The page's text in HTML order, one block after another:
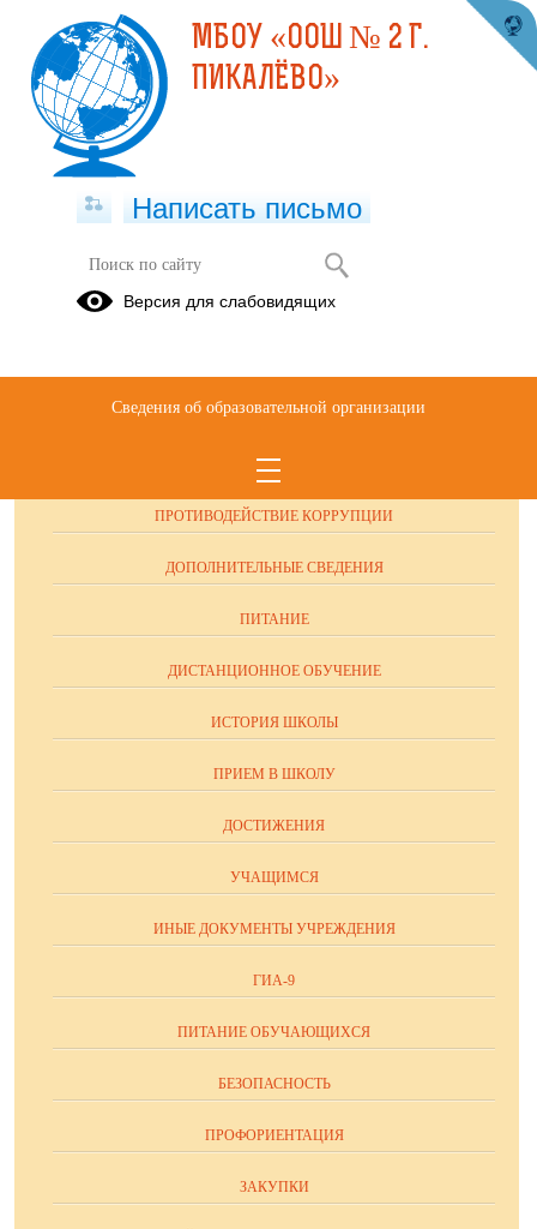
Публикации за 02.10.2025
ОБРАЩЕНИЯ ГРАЖДАН
ПРОТИВОДЕЙСТВИЕ КОРРУПЦИИ
ДОПОЛНИТЕЛЬНЫЕ СВЕДЕНИЯ
ПИТАНИЕ
ДИСТАНЦИОННОЕ ОБУЧЕНИЕ
ИСТОРИЯ ШКОЛЫ
ПРИЕМ В ШКОЛУ
ДОСТИЖЕНИЯ
УЧАЩИМСЯ
ИНЫЕ ДОКУМЕНТЫ УЧРЕЖДЕНИЯ
ГИА-9
ПИТАНИЕ ОБУЧАЮЩИХСЯ
БЕЗОПАСНОСТЬ
ПРОФОРИЕНТАЦИЯ
ЗАКУПКИ
МБОУ «ООШ № 2 Г.
ПИКАЛЁВО»
Написать письмо
Версия для слабовидящих
Сведения об образовательной организации